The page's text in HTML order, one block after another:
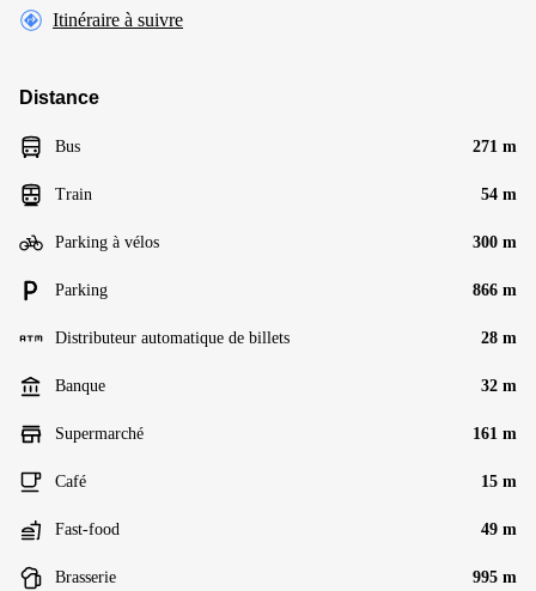
Itinéraire à suivre
Distance
Bus 271 m
Train 54 m
Parking à vélos 300 m
Parking 866 m
Distributeur automatique de billets 28 m
Banque 32 m
Supermarché 161 m
Café 15 m
Fast-food 49 m
Brasserie 995 m